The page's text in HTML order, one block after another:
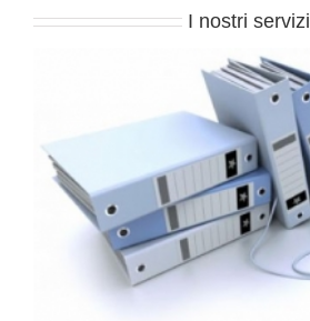
I nostri servizi